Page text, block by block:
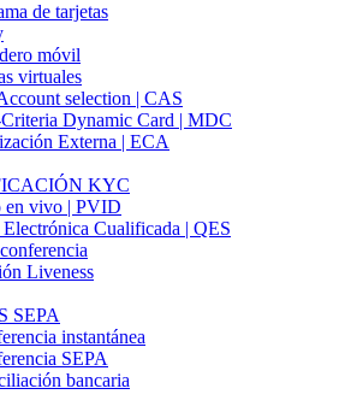
de tarjetas
móvil
virtuales
selection | CAS
Dynamic Card | MDC
Externa | ECA
KYC
en vivo | PVID
Cualificada | QES
Liveness
SEPA
instantánea
SEPA
bancaria